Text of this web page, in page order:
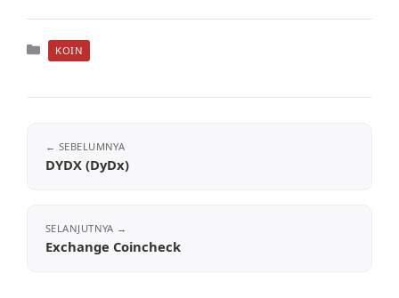
Kategori
KOIN
DYDX (DyDx)
Exchange Coincheck